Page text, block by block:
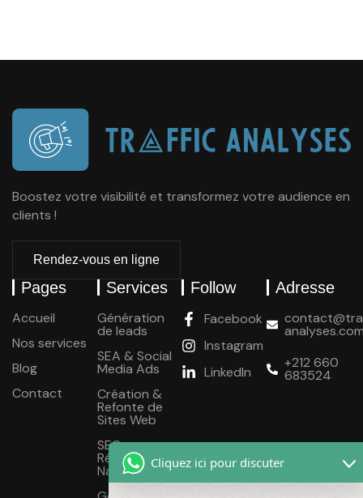
Boostez votre visibilité et transformez votre audience en
clients !
Rendez-vous en ligne
Pages
Accueil
Nos services
Blog
Contact
Services
Génération
de leads
SEA & Social
Media Ads
Création &
Refonte de
Sites Web
SEO -
Référencement
Naturel
Follow
Facebook
Instagram
LinkedIn
Adresse
+212 660
683524
Cliquez ici pour discuter